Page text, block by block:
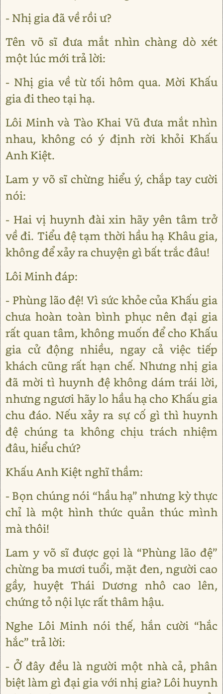
- Nhị gia đã về rồi ư?
Tên võ sĩ đưa mắt nhìn chàng dò xét
một lúc mới trả lời:
- Nhị gia về từ tối hôm qua. Mời Khấu
gia đi theo tại hạ.
Lôi Minh và Tào Khai Vũ đưa mắt nhìn
nhau, không có ý định rời khỏi Khấu
Anh Kiệt.
Lam y võ sĩ chừng hiểu ý, chắp tay cười
nói:
- Hai vị huynh đài xin hãy yên tâm trở
về đi. Tiểu đệ tạm thời hầu hạ Khâu gia,
không để xảy ra chuyện gì bất trắc đâu!
Lôi Minh đáp:
- Phùng lão đệ! Vì sức khỏe của Khấu gia
chưa hoàn toàn bình phục nên đại gia
rất quan tâm, không muốn để cho Khấu
gia cử động nhiều, ngay cả việc tiếp
khách cũng rất hạn chế. Nhưng nhị gia
đã mời tì huynh đệ không dám trái lời,
nhưng ngươi hãy lo hầu hạ cho Khấu gia
chu đáo. Nếu xảy ra sự cố gì thì huynh
đệ chúng ta không chịu trách nhiệm
đâu, hiểu chứ?
Khấu Anh Kiệt nghĩ thầm:
- Bọn chúng nói “hầu hạ” nhưng kỳ thực
chỉ là một hình thức quản thúc mình
mà thôi!
Lam y võ sĩ được gọi là “Phùng lão đệ”
chừng ba mươi tuổi, mặt đen, người cao
gầy, huyệt Thái Dương nhô cao lên,
chứng tỏ nội lực rất thâm hậu.
Nghe Lôi Minh nói thế, hắn cười “hắc
hắc” trả lời:
- Ở đây đều là người một nhà cả, phân
biệt làm gì đại gia với nhị gia? Lôi huynh